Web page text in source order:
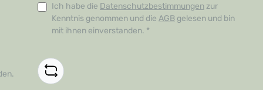
Ich habe die Datenschutzbestimmungen zur
Kenntnis genommen und die AGB gelesen und bin
mit ihnen einverstanden. *